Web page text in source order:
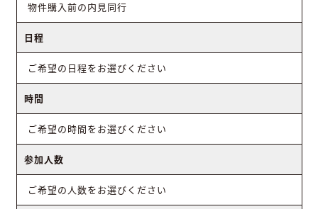
物件購入前の内見同行
日程
ご希望の日程をお選びください
時間
ご希望の時間をお選びください
参加人数
ご希望の人数をお選びください